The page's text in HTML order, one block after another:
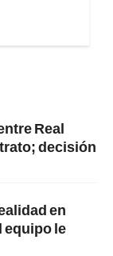
Real
decisión
en
equipo le